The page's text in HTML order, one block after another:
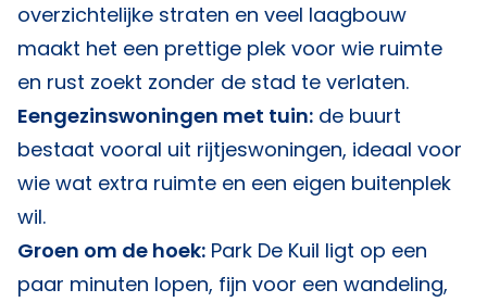
overzichtelijke straten en veel laagbouw
maakt het een prettige plek voor wie ruimte
en rust zoekt zonder de stad te verlaten.
Eengezinswoningen met tuin: de buurt
bestaat vooral uit rijtjeswoningen, ideaal voor
wie wat extra ruimte en een eigen buitenplek
wil.
Groen om de hoek: Park De Kuil ligt op een
paar minuten lopen, fijn voor een wandeling,